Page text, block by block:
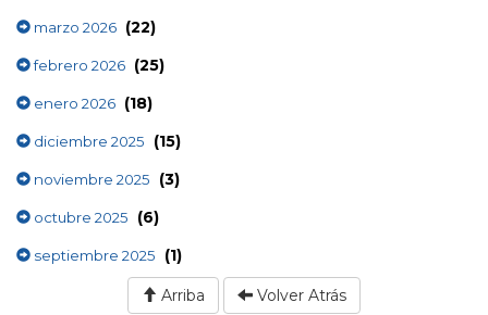
marzo 2026 (22)
febrero 2026 (25)
enero 2026 (18)
diciembre 2025 (15)
noviembre 2025 (3)
octubre 2025 (6)
septiembre 2025 (1)
Arriba Volver Atrás